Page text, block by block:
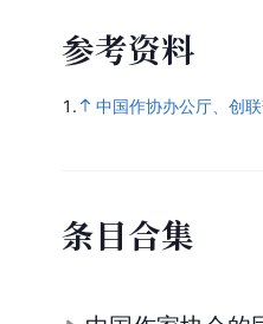
参考资料
1. 中国作协办公厅、创
条目合集